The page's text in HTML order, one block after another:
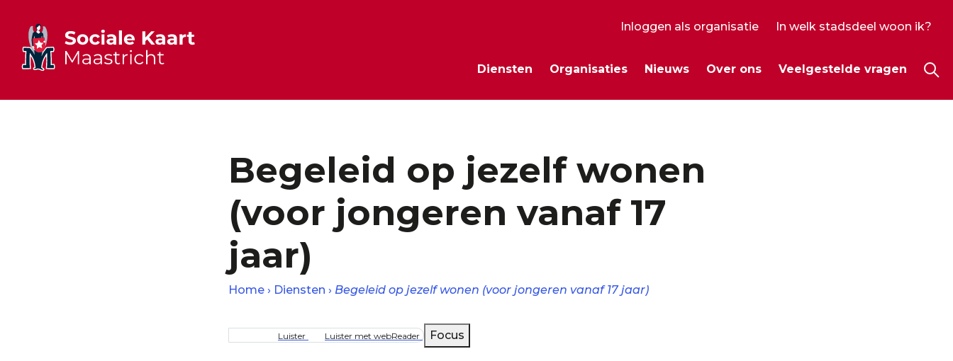
Secundair
Inloggen als organisatie In welk stadsdeel woon ik?
Diensten Organisaties Nieuws Over ons Veelgestelde vragen
Begeleid op jezelf wonen
(voor jongeren vanaf 17
jaar)
Kruimelpad
Home Diensten Begeleid op jezelf wonen (voor jongeren vanaf 17 jaar)
Luister Luister met webReader Focus